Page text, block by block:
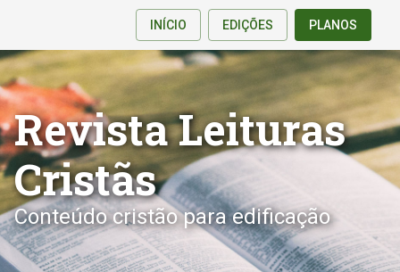
INÍCIO EDIÇÕES PLANOS
Revista Leituras
Cristãs
Conteúdo cristão para edificação